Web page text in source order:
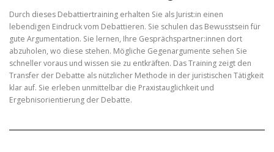
Durch dieses Debattiertraining erhalten Sie als Jurist:in einen
lebendigen Eindruck vom Debattieren. Sie schulen das Bewusstsein für
gute Argumentation. Sie lernen, Ihre Gesprächspartner:innen dort
abzuholen, wo diese stehen. Mögliche Gegenargumente sehen Sie
schneller voraus und wissen sie zu entkräften. Das Training zeigt den
Transfer der Debatte als nützlicher Methode in der juristischen Tätigkeit
klar auf. Sie erleben unmittelbar die Praxistauglichkeit und
Ergebnisorientierung der Debatte.